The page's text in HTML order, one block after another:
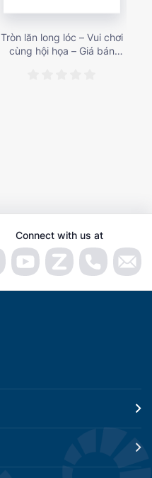
Tròn lăn long lóc – Vui chơi
cùng hội họa – Giá bán
Connect with us at